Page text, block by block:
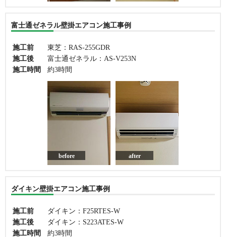
富士通ゼネラル壁掛エアコン施工事例
施工前
東芝：RAS-255GDR
施工後
富士通ゼネラル：AS-V253N
施工時間
約3時間
before after
ダイキン壁掛エアコン施工事例
施工前
ダイキン：F25RTES-W
施工後
ダイキン：S223ATES-W
施工時間
約3時間